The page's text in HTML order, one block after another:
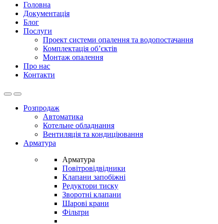
Головна
Документація
Блог
Послуги
Проект системи опалення та водопостачання
Комплектація об’єктів
Монтаж опалення
Про нас
Контакти
OpenClose
Розпродаж
Автоматика
Котельне обладнання
Вентиляція та кондиціювання
Арматура
Арматура
Повітровідвідники
Клапани запобіжні
Редуктори тиску
Зворотні клапани
Шарові крани
Фільтри